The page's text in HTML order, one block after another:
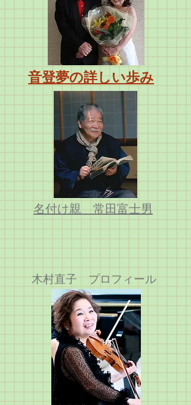
​音登夢の詳しい歩み
​名付け親 常田富士男
​木村直子 プロフィール